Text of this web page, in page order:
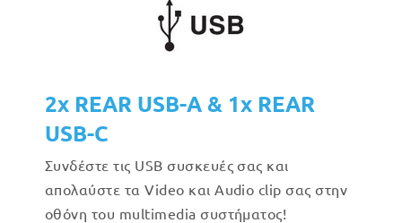
2x REAR USB-A & 1x REAR
USB-C
Συνδέστε τις USB συσκευές σας και
απολαύστε τα Video και Audio clip σας στην
οθόνη του multimedia συστήματος!